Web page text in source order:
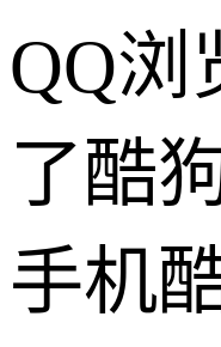
QQ浏
了酷
手机